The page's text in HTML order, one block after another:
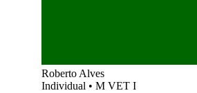
Roberto Alves
Individual • M VET I